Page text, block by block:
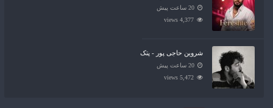
20 ساعت پیش
4,377 views
شروین حاجی پور - پتک
20 ساعت پیش
5,472 views